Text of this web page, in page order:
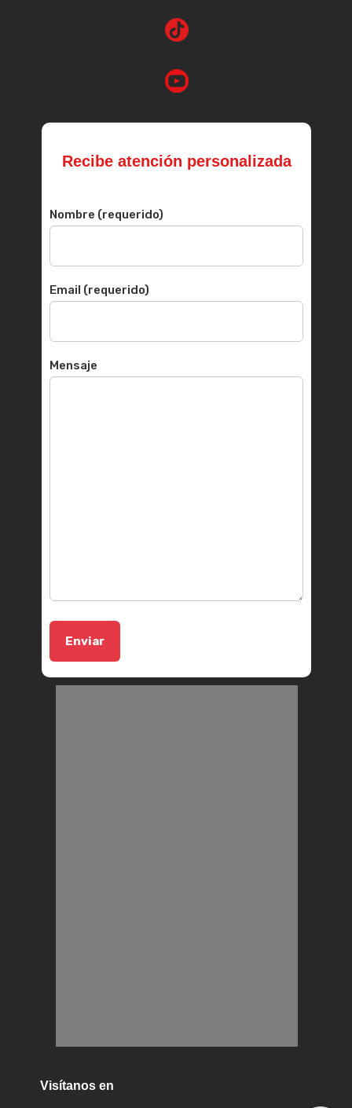
Recibe atención personalizada
Nombre (requerido)
Email (requerido)
Mensaje
Visítanos en